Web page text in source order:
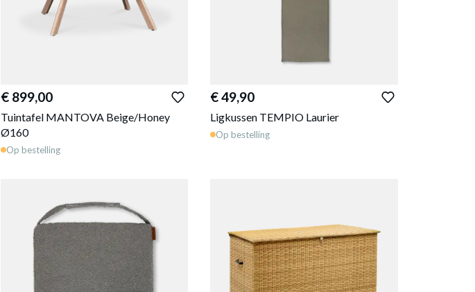
€ 899,00
Tuintafel MANTOVA Beige/Honey
Ø160
Op bestelling
€ 49,90
Ligkussen TEMPIO Laurier
Op bestelling